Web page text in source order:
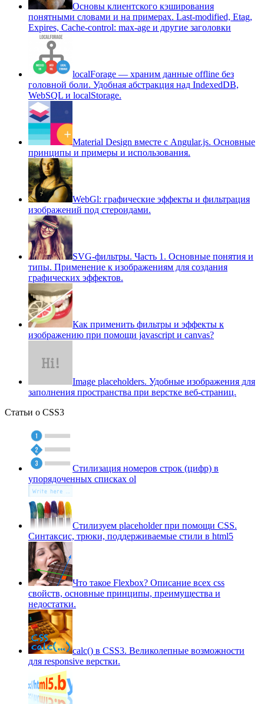
Основы клиентского кэширования
понятными словами и на примерах. Last-modified, Etag,
Expires, Cache-control: max-age и другие заголовки
localForage — храним данные offline без
головной боли. Удобная абстракция над IndexedDB,
WebSQL и localStorage.
Material Design вместе с Angular.js. Основные
принципы и примеры и использования.
WebGl: графические эффекты и фильтрация
изображений под стероидами.
SVG-фильтры. Часть 1. Основные понятия и
типы. Применение к изображениям для создания
графических эффектов.
Как применить фильтры и эффекты к
изображению при помощи javascript и canvas?
Image placeholders. Удобные изображения для
заполнения пространства при верстке веб-страниц.
Статьи о CSS3
Стилизация номеров строк (цифр) в
упорядоченных списках ol
Стилизуем placeholder при помощи CSS.
Синтаксис, трюки, поддерживаемые стили в html5
Что такое Flexbox? Описание всех css
свойств, основные принципы, преимущества и
недостатки.
сalc() в CSS3. Великолепные возможности
для responsive верстки.